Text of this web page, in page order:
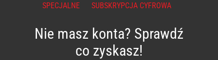
SPECJALNE
SUBSKRYPCJA CYFROWA
Nie masz konta? Sprawdź
co zyskasz!